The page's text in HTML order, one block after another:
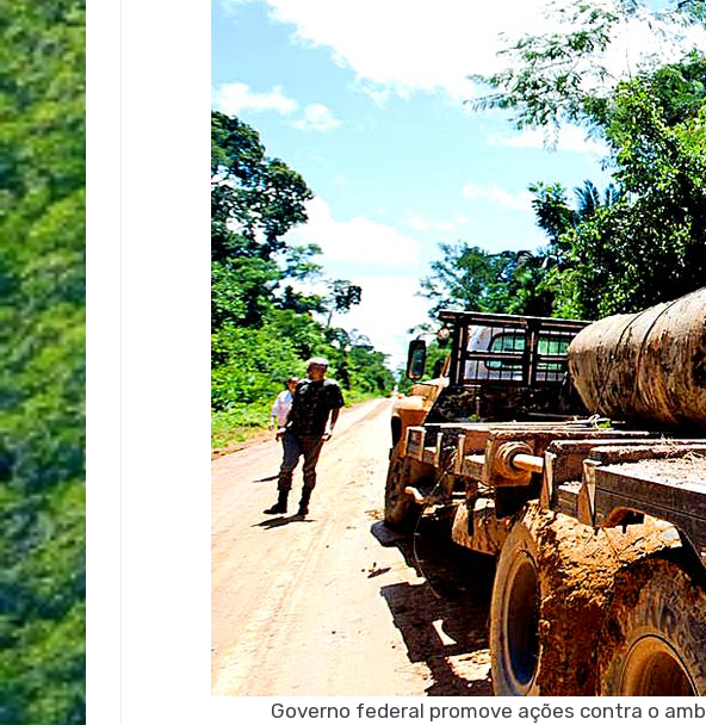
Governo federal promove ações contra o